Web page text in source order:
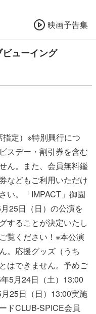
映画予告集
ューイング
指定）※特別興行につ
スデー・割引券を含む
ん。また、会員無料鑑
などもご利用いただけ
い。「IMPACT」御園
25日（日）の公演を
することが決定いたし
覧ください！※本公演
。応援グッズ（うち
はできません。予めご
5月24日（土）13:00
25日（日）13:00実施
ドCLUB-SPICE会員